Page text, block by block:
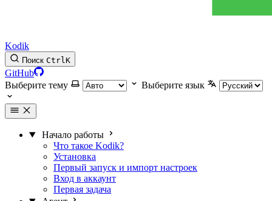
Kodik
Поиск CtrlK
GitHub
Выберите тему
Выберите язык
Начало работы
Что такое Kodik?
Установка
Первый запуск и импорт настроек
Вход в аккаунт
Первая задача